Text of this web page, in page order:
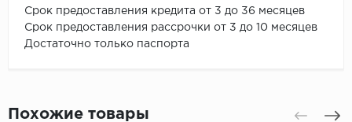
Срок предоставления кредита от 3 до 36 месяцев
Срок предоставления рассрочки от 3 до 10 месяцев
Достаточно только паспорта
Похожие товары